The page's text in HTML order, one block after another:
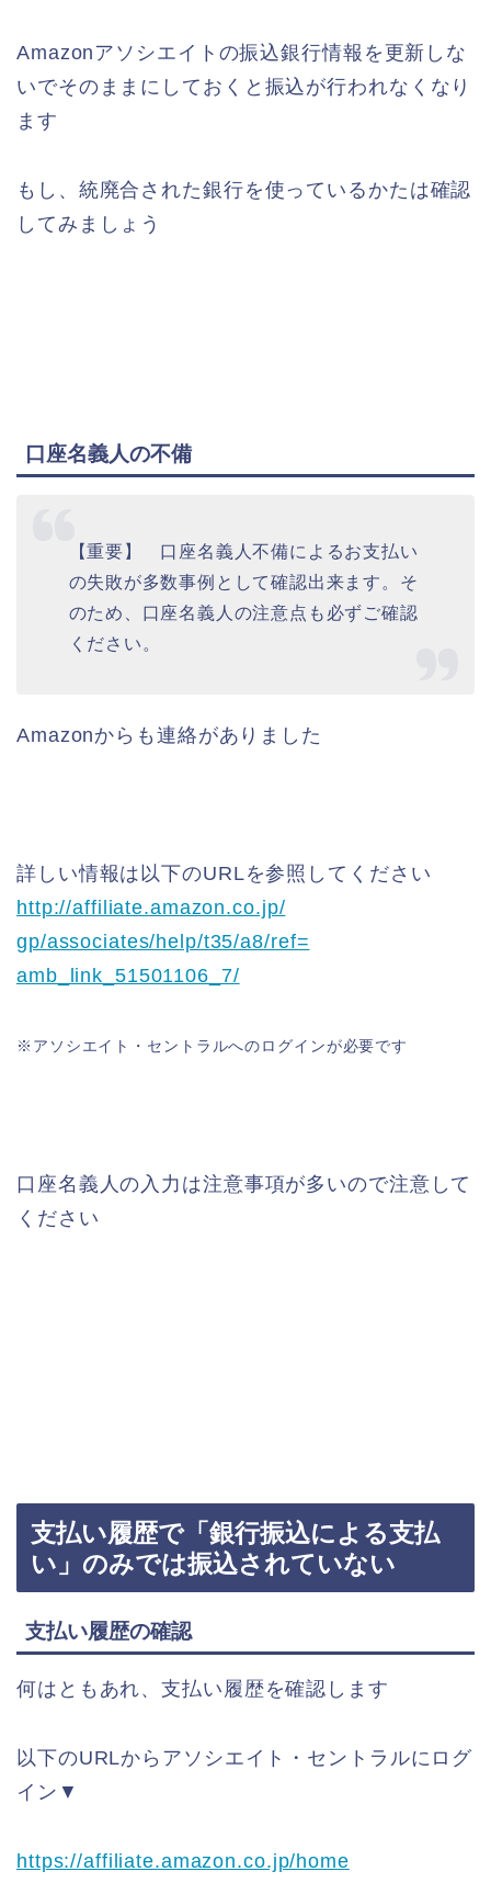
Amazonアソシエイトの振込銀行情報を更新しな
いでそのままにしておくと振込が行われなくなり
ます
もし、統廃合された銀行を使っているかたは確認
してみましょう
口座名義人の不備
【重要】 口座名義人不備によるお支払い
の失敗が多数事例として確認出来ます。そ
のため、口座名義人の注意点も必ずご確認
ください。
Amazonからも連絡がありました
詳しい情報は以下のURLを参照してください
http://affiliate.amazon.co.jp/
gp/associates/help/t35/a8/ref=
amb_link_51501106_7/
※アソシエイト・セントラルへのログインが必要です
口座名義人の入力は注意事項が多いので注意して
ください
支払い履歴で「銀行振込による支払
い」のみでは振込されていない
支払い履歴の確認
何はともあれ、支払い履歴を確認します
以下のURLからアソシエイト・セントラルにログ
イン▼
https://affiliate.amazon.co.jp/home